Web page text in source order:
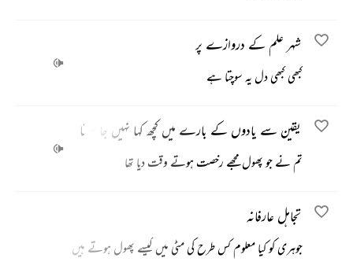
شہر علم کے دروازے پر
کبھی کبھی دل یہ سوچتا ہے
یقین سے یادوں کے بارے میں کچھ کہا نہیں جا سکتا
تم نے جو پھول مجھے رخصت ہوتے وقت دیا تھا
تجاہل عارفانہ
جوہری کو کیا معلوم کس طرح کی مٹی میں کیسے پھول ہوتے ہیں